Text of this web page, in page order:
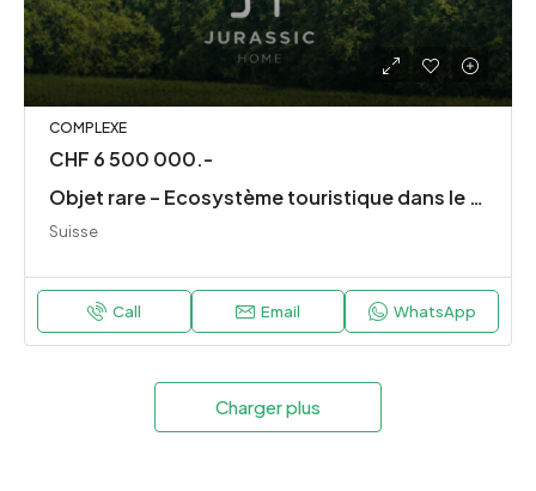
COMPLEXE
CHF 6 500 000.-
Objet rare – Ecosystème touristique dans le Jura
Suisse
Call Email WhatsApp
Charger plus